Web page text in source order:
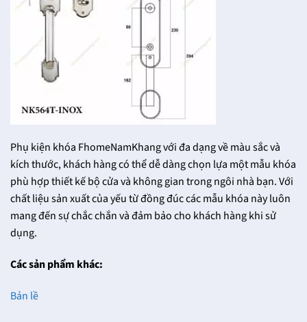
Phụ kiện khóa FhomeNamKhang với đa dạng về màu sắc và
kích thước, khách hàng có thể dễ dàng chọn lựa một mẫu khóa
phù hợp thiết kế bộ cửa và không gian trong ngôi nhà bạn. Với
chất liệu sản xuất của yếu từ đồng đúc các mẫu khóa này luôn
mang đến sự chắc chắn và đảm bảo cho khách hàng khi sử
dụng.
Các sản phẩm khác:
Bản lề